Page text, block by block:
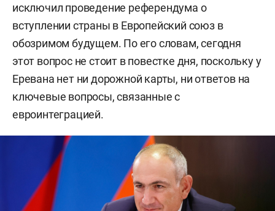
исключил проведение референдума о
вступлении страны в Европейский союз в
обозримом будущем. По его словам, сегодня
этот вопрос не стоит в повестке дня, поскольку у
Еревана нет ни дорожной карты, ни ответов на
ключевые вопросы, связанные с
евроинтеграцией.